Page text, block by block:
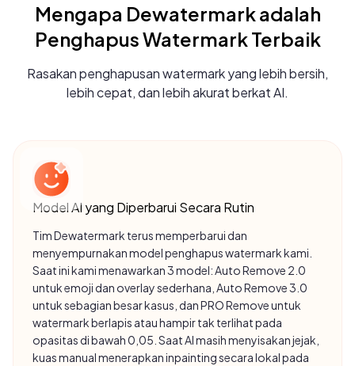
Mengapa Dewatermark adalah
Penghapus Watermark Terbaik
Rasakan penghapusan watermark yang lebih bersih,
lebih cepat, dan lebih akurat berkat AI.
Model AI yang Diperbarui Secara Rutin
Tim Dewatermark terus memperbarui dan
menyempurnakan model penghapus watermark kami.
Saat ini kami menawarkan 3 model: Auto Remove 2.0
untuk emoji dan overlay sederhana, Auto Remove 3.0
untuk sebagian besar kasus, dan PRO Remove untuk
watermark berlapis atau hampir tak terlihat pada
opasitas di bawah 0,05. Saat AI masih menyisakan jejak,
kuas manual menerapkan inpainting secara lokal pada